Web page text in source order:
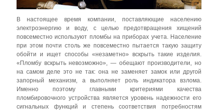
В настоящее время компании, поставляющие населению
электроэнергию и воду, с целью предотвращения хищений
повсеместно используют пломбы на приборах учета. Население
при этом почти столь же повсеместно пытается такую защиту
обойти и ищет способы «незаметно» вскрыть такие изделия.
«Пломбу вскрыть невозможно», — обещают производители, но
на самом деле это не так: она не заменяет замок или другой
запорный механизм, а выполняет роль индикатора взлома.
Именно поэтому главными критериями качества
пломбировочного устройства является уровень надежности его
сигнальных функций и степень соответствия потребностям